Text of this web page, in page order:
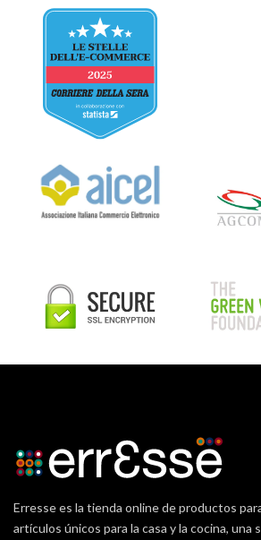
Erresse es la tienda online de productos
artículos únicos para la casa y la cocina, una